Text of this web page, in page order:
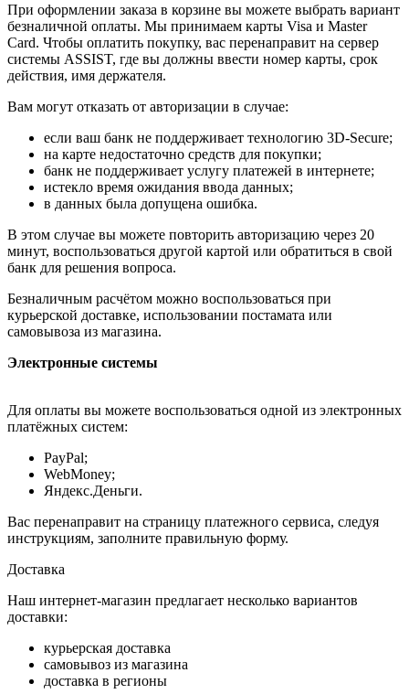
При оформлении заказа в корзине вы можете выбрать вариант
безналичной оплаты. Мы принимаем карты Visa и Master
Card. Чтобы оплатить покупку, вас перенаправит на сервер
системы ASSIST, где вы должны ввести номер карты, срок
действия, имя держателя.
Вам могут отказать от авторизации в случае:
если ваш банк не поддерживает технологию 3D-Secure;
на карте недостаточно средств для покупки;
банк не поддерживает услугу платежей в интернете;
истекло время ожидания ввода данных;
в данных была допущена ошибка.
В этом случае вы можете повторить авторизацию через 20
минут, воспользоваться другой картой или обратиться в свой
банк для решения вопроса.
Безналичным расчётом можно воспользоваться при
курьерской доставке, использовании постамата или
самовывоза из магазина.
Электронные системы
Для оплаты вы можете воспользоваться одной из электронных
платёжных систем:
PayPal;
WebMoney;
Яндекс.Деньги.
Вас перенаправит на страницу платежного сервиса, следуя
инструкциям, заполните правильную форму.
Доставка
Наш интернет-магазин предлагает несколько вариантов
доставки:
курьерская доставка
самовывоз из магазина
доставка в регионы